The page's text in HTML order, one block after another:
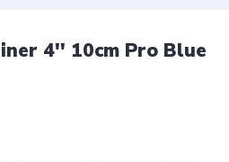
4'' 10cm Pro Blue